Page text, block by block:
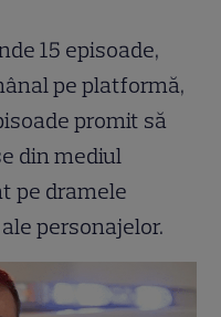
15 episoade,
pe platformă,
promit să
din mediul
pe dramele
personajelor.